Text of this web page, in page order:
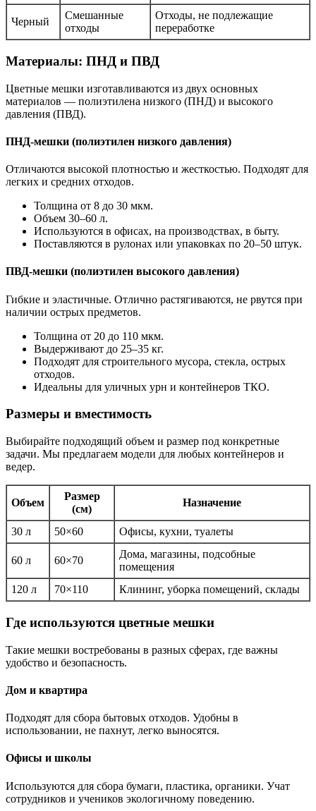
Черный
Смешанные
отходы
Отходы, не подлежащие
переработке
Материалы: ПНД и ПВД
Цветные мешки изготавливаются из двух основных
материалов — полиэтилена низкого (ПНД) и высокого
давления (ПВД).
ПНД-мешки (полиэтилен низкого давления)
Отличаются высокой плотностью и жесткостью. Подходят для
легких и средних отходов.
Толщина от 8 до 30 мкм.
Объем 30–60 л.
Используются в офисах, на производствах, в быту.
Поставляются в рулонах или упаковках по 20–50 штук.
ПВД-мешки (полиэтилен высокого давления)
Гибкие и эластичные. Отлично растягиваются, не рвутся при
наличии острых предметов.
Толщина от 20 до 110 мкм.
Выдерживают до 25–35 кг.
Подходят для строительного мусора, стекла, острых
отходов.
Идеальны для уличных урн и контейнеров ТКО.
Размеры и вместимость
Выбирайте подходящий объем и размер под конкретные
задачи. Мы предлагаем модели для любых контейнеров и
ведер.
Объем
Размер
(см)
Назначение
30 л 50×60 Офисы, кухни, туалеты
60 л 60×70
Дома, магазины, подсобные
помещения
120 л
70×110 Клининг, уборка помещений, склады
Где используются цветные мешки
Такие мешки востребованы в разных сферах, где важны
удобство и безопасность.
Дом и квартира
Подходят для сбора бытовых отходов. Удобны в
использовании, не пахнут, легко выносятся.
Офисы и школы
Используются для сбора бумаги, пластика, органики. Учат
сотрудников и учеников экологичному поведению.